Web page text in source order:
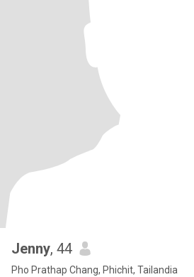
Jenny, 44
Pho Prathap Chang, Phichit, Tailandia